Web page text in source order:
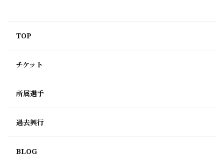
TOP
チケット
所属選手
過去興行
BLOG